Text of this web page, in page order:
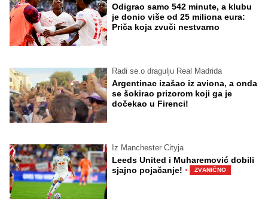
Odigrao samo 542 minute, a klubu
je donio više od 25 miliona eura:
Priča koja zvuči nestvarno
Radi se.o dragulju Real Madrida
Argentinac izašao iz aviona, a onda
se šokirao prizorom koji ga je
dočekao u Firenci!
Iz Manchester Cityja
Leeds United i Muharemović dobili
sjajno pojačanje! · ZVANIČNO